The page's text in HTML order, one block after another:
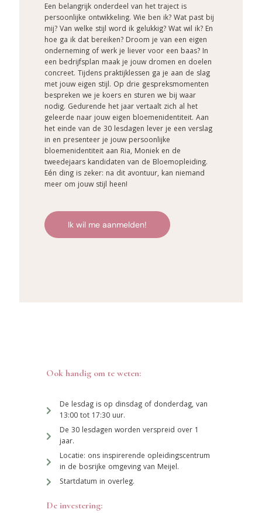
Een belangrijk onderdeel van het traject is
persoonlijke ontwikkeling. Wie ben ik? Wat past bij
mij? Van welke stijl word ik gelukkig? Wat wil ik? En
hoe ga ik dat bereiken? Droom je van een eigen
onderneming of werk je liever voor een baas? In
een bedrijfsplan maak je jouw dromen en doelen
concreet. Tijdens praktijklessen ga je aan de slag
met jouw eigen stijl. Op drie gespreksmomenten
bespreken we je koers en sturen we bij waar
nodig. Gedurende het jaar vertaalt zich al het
geleerde naar jouw eigen bloemenidentiteit. Aan
het einde van de 30 lesdagen lever je een verslag
in en presenteer je jouw persoonlijke
bloemenidentiteit aan Ria, Moniek en de
tweedejaars kandidaten van de Bloemopleiding.
Eén ding is zeker: na dit avontuur, kan niemand
meer om jouw stijl heen!
Ik wil me aanmelden!
Ook handig om te weten:
De lesdag is op dinsdag of donderdag, van
13:00 tot 17:30 uur.
De 30 lesdagen worden verspreid over 1
jaar.
Locatie: ons inspirerende opleidingscentrum
in de bosrijke omgeving van Meijel.
Startdatum in overleg.
De investering: